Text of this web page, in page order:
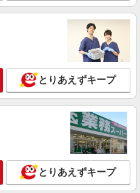
上 ※経験・能力による 【試用
円 〜 322000 円
ク佐倉臼井店 千葉県 佐倉市 王子
詳細を見る
都圏支社（T11_599）
電量販店のソフトバンクコーナ
西ユーカリが丘
詳細を見る
とりあえずキープ
とりあえずキープ